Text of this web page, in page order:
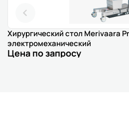
Хирургический стол Merivaara
электромеханический
Цена по запросу